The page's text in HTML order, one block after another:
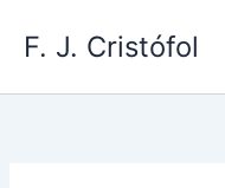
F. J. Cristófol